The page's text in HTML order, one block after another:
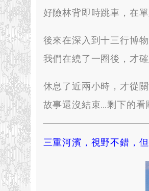
好險林背即時跳車 ， 在
後來在深入到十三行博
我們在繞了一圈後 ， 才
休息了近兩小時 ， 才從
故事還沒結束…剩下的看
三重河濱 ， 視野不錯 ，